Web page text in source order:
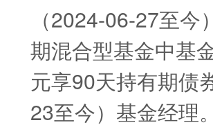
（2024-06-27至
期混合型基金中基
元享90天持有期债
23至今）基金经理